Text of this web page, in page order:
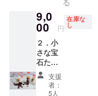
のご住
所は、
番地以
下まで
忘れず
に入力
してく
ださい
通常価
格
10,000
円
（税・
送料
込） ※
画像は
リター
の宝石
を選別
しまし
た。 で
きるだ
け詰め
込んだ
小瓶を
１個お
9,0
00 円
在庫な
し
２．小
さな宝
石たち
「濃赤
色」
【早
支援
者：
5人